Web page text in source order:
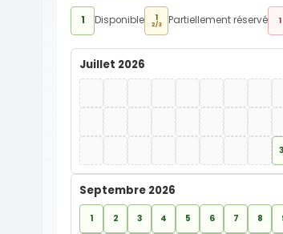
1 Disponible 1
2/3 Partiellement réservé 1
Juillet 2026
Septembre 2026
1 2 3 4 5 6 7 8